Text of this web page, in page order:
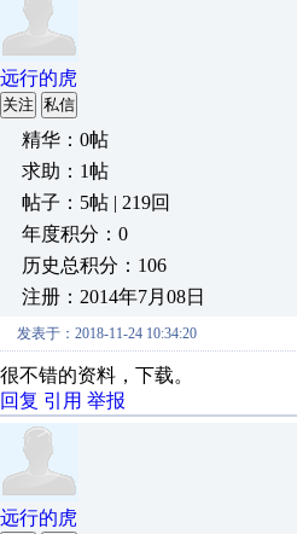
远行的虎
关注 私信
精华：0帖
求助：1帖
帖子：5帖 | 219回
年度积分：0
历史总积分：106
注册：2014年7月08日
发表于：2018-11-24 10:34:20
很不错的资料，下载。
回复 引用 举报
远行的虎